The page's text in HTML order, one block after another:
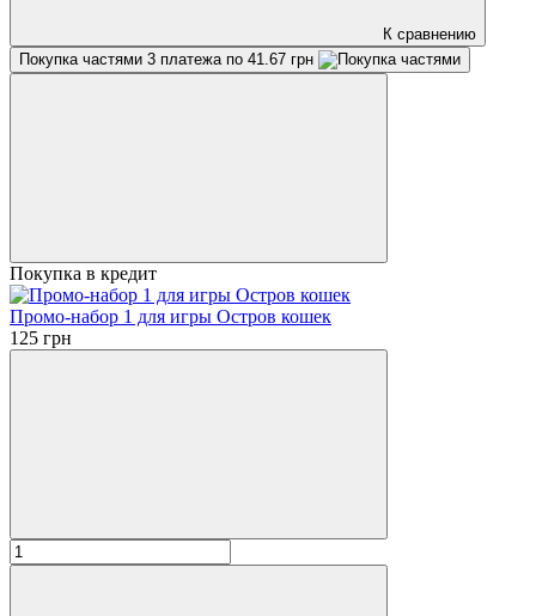
К сравнению
Покупка частями 3 платежа по 41.67 грн
Покупка в кредит
Промо-набор 1 для игры Остров кошек
125 грн